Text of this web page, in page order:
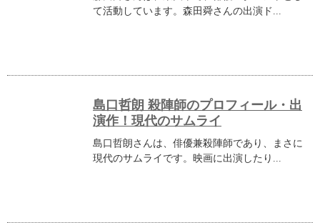
て活動しています。森田舜さんの出演ド...
島口哲朗 殺陣師のプロフィール・出
演作！現代のサムライ
島口哲朗さんは、俳優兼殺陣師であり、まさに
現代のサムライです。映画に出演したり...